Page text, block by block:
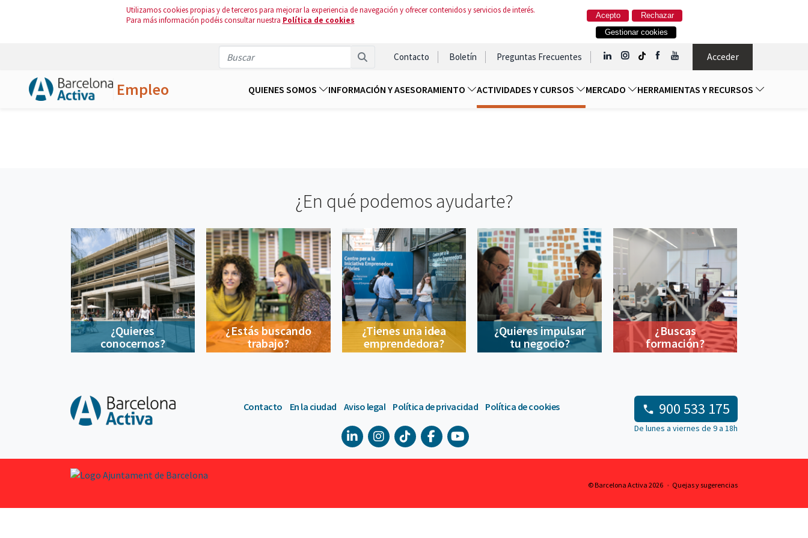
Utilizamos cookies propias y de terceros para mejorar la experiencia de navegación y ofrecer contenidos y servicios de interés.
Para más información podéis consultar nuestra Política de cookies Rechazar
Acepto
Gestionar cookies
Contacto Boletín Preguntas Frecuentes Acceder
Empleo QUIENES SOMOS INFORMACIÓN Y ASESORAMIENTO ACTIVIDADES Y CURSOS MERCADO HERRAMIENTAS Y RECURSOS
¿En qué podemos ayudarte?
¿Quieres
conocernos?
¿Estás buscando
trabajo?
¿Tienes una idea
emprendedora?
¿Quieres impulsar
tu negocio?
¿Buscas
formación?
Contacto En la ciudad Aviso legal Política de privacidad Política de cookies 900 533 175
De lunes a viernes de 9 a 18h
© Barcelona Activa 2026 Quejas y sugerencias